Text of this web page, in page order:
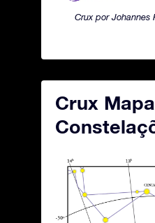
Crux por Johannes
Crux